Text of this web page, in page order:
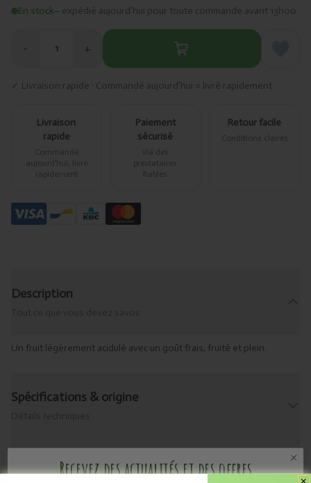
En stock– expédié aujourd’hui pour toute commande avant 13h00
− 1 +
✓ Livraison rapide · Commandé aujourd’hui = livré rapidement
Livraison
rapide
Commandé
aujourd’hui, livré
rapidement
Paiement
sécurisé
Via des
prestataires
fiables
Retour facile
Conditions claires
Description
Un fruit légèrement acidulé avec un goût frais, fruité et plein.
Spécifications & origine
IngrédientsRecevez des actualités et des offres